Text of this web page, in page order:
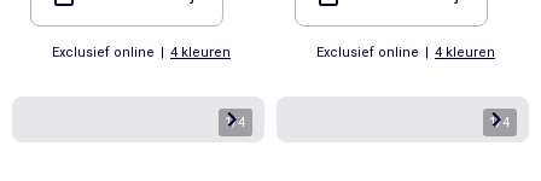
Exclusief online | 4 kleuren Exclusief online | 4 kleuren
1/4 1/4